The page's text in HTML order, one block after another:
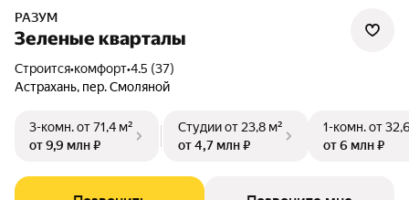
РАЗУМ
Зеленые кварталы
Строится•комфорт•4.5 (37)
Астрахань, пер. Смоляной
3-комн.от 71,4 м²
от 9,9 млн ₽
Студииот 23,8 м²
от 4,7 млн ₽
1-комн.от
от 6 млн ₽